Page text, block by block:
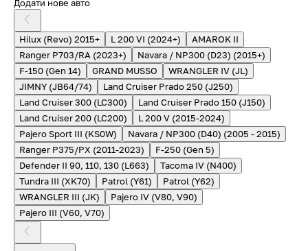
Додати нове авто
Hilux (Revo) 2015+ L 200 VI (2024+)
AMAROK II
Ranger P703/RA (2023+)
Navara / NP300 (D23) (2015+)
F-150 (Gen 14)
GRAND MUSSO
WRANGLER IV (JL)
JIMNY (JB64/74)
Land Cruiser Prado 250 (J250)
Land Cruiser 300 (LC300)
Land Cruiser Prado 150 (J150)
Land Cruiser 200 (LC200)
L 200 V (2015-2024)
Pajero Sport III (KS0W)
Navara / NP300 (D40) (2005 - 2015)
Ranger P375/PX (2011-2023)
F-250 (Gen 5)
Defender II 90, 110, 130 (L663)
Tacoma IV (N400)
Tundra III (XK70)
Patrol (Y61)
Patrol (Y62)
WRANGLER III (JK)
Pajero IV (V80, V90)
Pajero III (V60, V70)